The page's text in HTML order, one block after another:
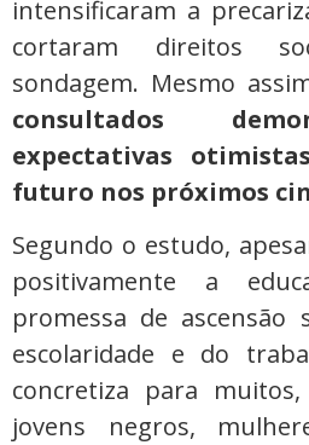
intensificaram a
cortaram direitos
sondagem. Mesmo
consultados
expectativas
futuro nos próximos
Segundo o estudo,
positivamente a
promessa de ascensão
escolaridade e do
concretiza para
jovens negros,